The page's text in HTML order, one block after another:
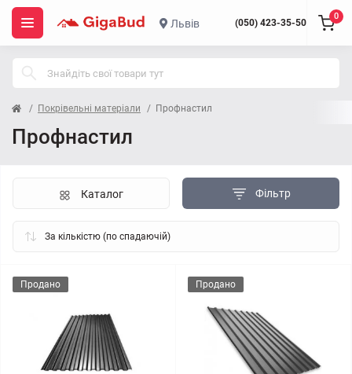
Львів (050) 423-35-50
0
Покрівельні матеріали Профнастил
Профнастил
Фільтр
Каталог
Продано Продано